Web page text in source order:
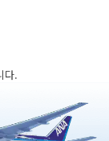
다.